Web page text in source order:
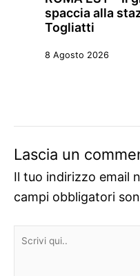
spaccia alla
Togliatti
8 Agosto 2026
Lascia un
Il tuo indirizzo email
campi obbligatori
Scrivi